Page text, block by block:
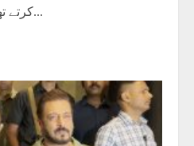
کرتے تھے، ثانیہ مرزا پر گانے گانے...